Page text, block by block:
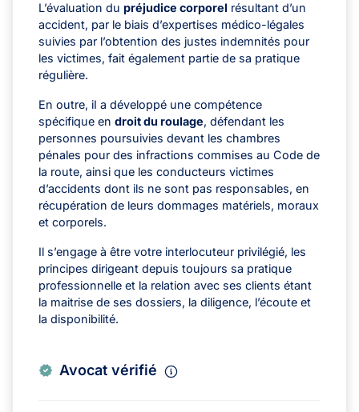
L’évaluation du préjudice corporel résultant d’un
accident, par le biais d’expertises médico-légales
suivies par l’obtention des justes indemnités pour
les victimes, fait également partie de sa pratique
régulière.
En outre, iI a développé une compétence
spécifique en droit du roulage, défendant les
personnes poursuivies devant les chambres
pénales pour des infractions commises au Code de
la route, ainsi que les conducteurs victimes
d’accidents dont ils ne sont pas responsables, en
récupération de leurs dommages matériels, moraux
et corporels.
Il s’engage à être votre interlocuteur privilégié, les
principes dirigeant depuis toujours sa pratique
professionnelle et la relation avec ses clients étant
la maitrise de ses dossiers, la diligence, l’écoute et
la disponibilité.
Avocat vérifié